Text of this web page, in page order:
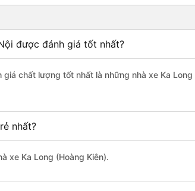
được đánh giá tốt nhất?
chất lượng tốt nhất là những nhà xe Ka Long
nhất?
xe Ka Long (Hoàng Kiên).